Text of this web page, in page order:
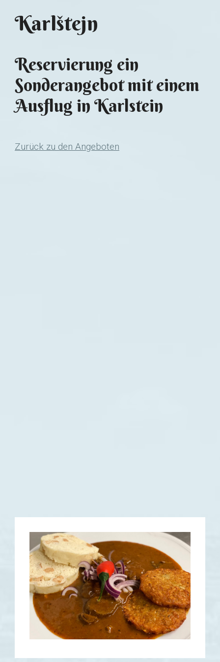
Karlštejn
Reservierung ein
Sonderangebot mit einem
Ausflug in Karlstein
Zurück zu den Angeboten